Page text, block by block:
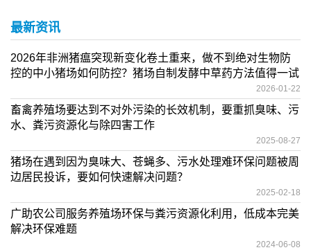
最新资讯
2026年非洲猪瘟突现新变化卷土重来，做不到绝对生物防
控的中小猪场如何防控？猪场自制发酵中草药方法值得一试
2026-01-22
畜禽养殖场要达到不对外污染的长效机制，要重抓臭味、污
水、粪污资源化与除四害工作
2025-08-27
猪场在遇到因为臭味大、苍蝇多、污水处理难环保问题被周
边居民投诉，要如何快速解决问题？
2025-02-18
广助农公司服务养殖场环保与粪污资源化利用，低成本完美
解决环保难题
2024-06-08